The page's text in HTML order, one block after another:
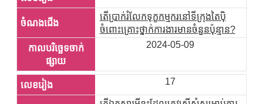
តើប្រាក់រំលែកទុក្ខកម្មករនៅទីក្រុងតៃប៉ិ
ចំពោះគ្រោះថ្នាក់ការងារមានចំនួនប៉ុន្មាន?
2024-05-09
17